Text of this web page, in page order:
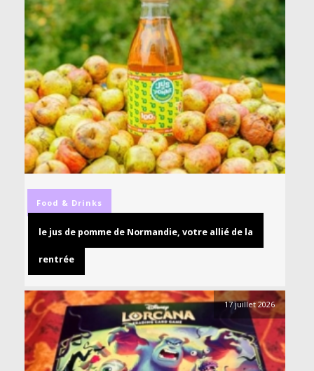
Food & Drinks
le jus de pomme de Normandie, votre allié de la
rentrée
17 juillet 2026